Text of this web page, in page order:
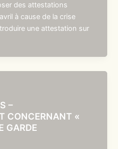
des attestations
à cause de la crise
une attestation sur
–
CONCERNANT «
GARDE